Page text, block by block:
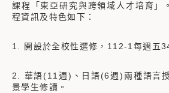
課程「東亞研究與跨領域人才培育」
程資訊及特色如下：
1. 開設於全校性選修，112-1每週五
2. 華語(11週)、日語(6週)兩種語言
景學生修讀。